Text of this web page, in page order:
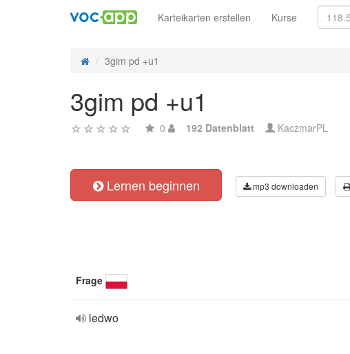
Karteikarten erstellen Kurse
3gim pd +u1
3gim pd +u1
0 192 Datenblatt KaczmarPL
Lernen beginnen mp3 downloaden
Frage
ledwo